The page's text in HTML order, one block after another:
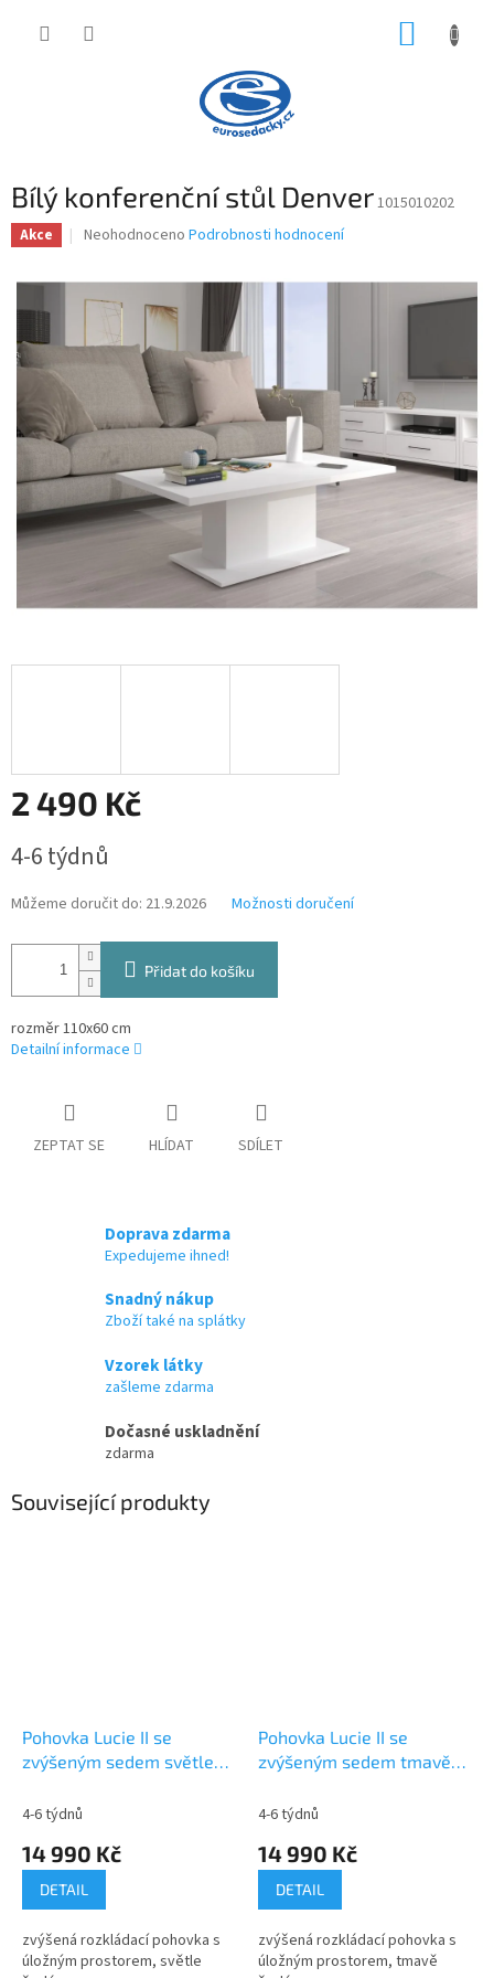
Bílý konferenční stůl Denver1015010202
Akce
Průměrné
je
hvězdiček.
Neohodnoceno Podrobnosti hodnocení
2 490 Kč
cena:
4-6 týdnů
Můžeme doručit do: 21.9.2026 Možnosti doručení
Přidat do košíku
rozměr 110x60 cm
Detailní informace
ZEPTAT SE HLÍDAT SDÍLET
Doprava zdarma
Expedujeme ihned!
Snadný nákup
Zboží také na splátky
Vzorek látky
zašleme zdarma
Dočasné uskladnění
zdarma
Související produkty
Pohovka Lucie II se
zvýšeným sedem světle
4-6 týdnů
14 990 Kč
DETAIL
zvýšená rozkládací pohovka s
úložným prostorem, světle
Pohovka Lucie II se
zvýšeným sedem tmavě
4-6 týdnů
14 990 Kč
DETAIL
zvýšená rozkládací pohovka s
úložným prostorem, tmavě